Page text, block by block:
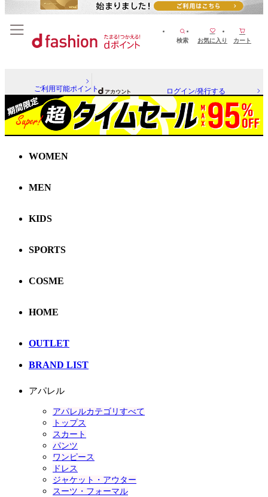
検索 お気に入り カート
ご利用可能ポイント ログイン/発行する
WOMEN
MEN
KIDS
SPORTS
COSME
HOME
OUTLET
BRAND LIST
アパレル
アパレルカテゴリすべて
トップス
スカート
パンツ
ワンピース
ドレス
ジャケット・アウター
スーツ・フォーマル